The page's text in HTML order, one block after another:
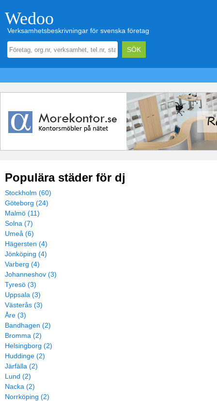
Wedoo
Verksamhetsbeskrivningar för svenska företag
Populära städer för dj
Stockholm (60)
Göteborg (24)
Malmö (11)
Solna (7)
Umeå (6)
Hägersten (4)
Jönköping (4)
Varberg (4)
Johanneshov (3)
Tyresö (3)
Uppsala (3)
Västerås (3)
Åre (3)
Bandhagen (2)
Bromma (2)
Helsingborg (2)
Huddinge (2)
Järfälla (2)
Lund (2)
Nacka (2)
Norrköping (2)